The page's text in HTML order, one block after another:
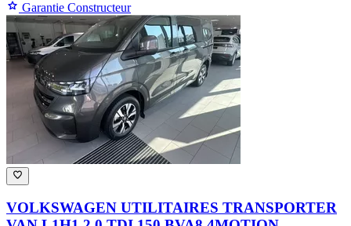
Garantie Constructeur
VOLKSWAGEN UTILITAIRES TRANSPORTER